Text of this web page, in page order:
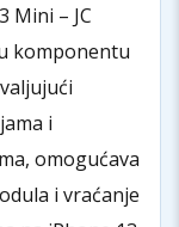
Mini – JC
komponentu
i
omogućava
i vraćanje